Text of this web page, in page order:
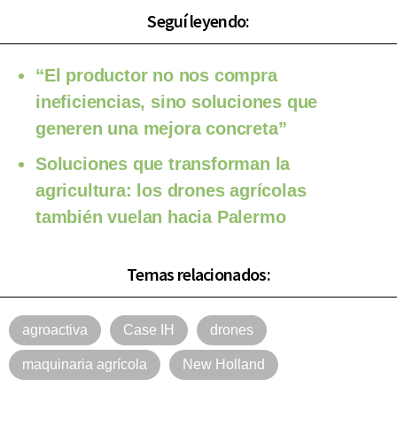
Seguí leyendo:
“El productor no nos compra
ineficiencias, sino soluciones que
generen una mejora concreta”
Soluciones que transforman la
agricultura: los drones agrícolas
también vuelan hacia Palermo
Temas relacionados:
agroactiva Case IH drones
maquinaria agrícola New Holland